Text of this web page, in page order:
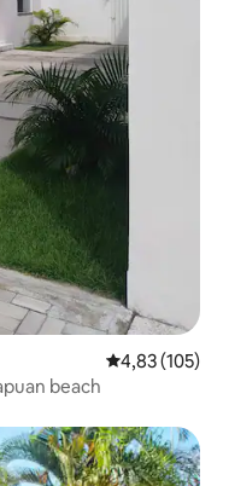
Просечна
4,83 (105)
beach